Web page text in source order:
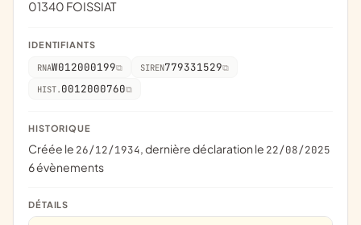
01340 FOISSIAT
IDENTIFIANTS
RNAW012000199 SIREN779331529
HIST. 0012000760
HISTORIQUE
Créée le 26/12/1934, dernière déclaration le 22/08/2025
6 évènements
DÉTAILS